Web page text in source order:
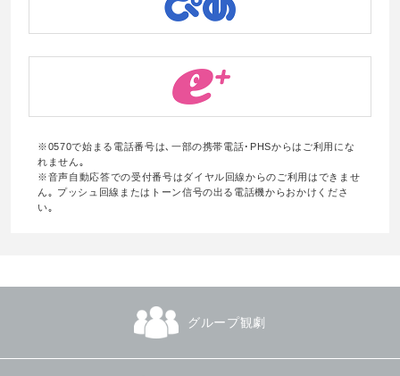
※0570で始まる電話番号は､一部の携帯電話･PHSからはご利用にな
れません｡
※音声自動応答での受付番号はダイヤル回線からのご利用はできませ
ん｡ プッシュ回線またはトーン信号の出る電話機からおかけくださ
い｡
グループ観劇